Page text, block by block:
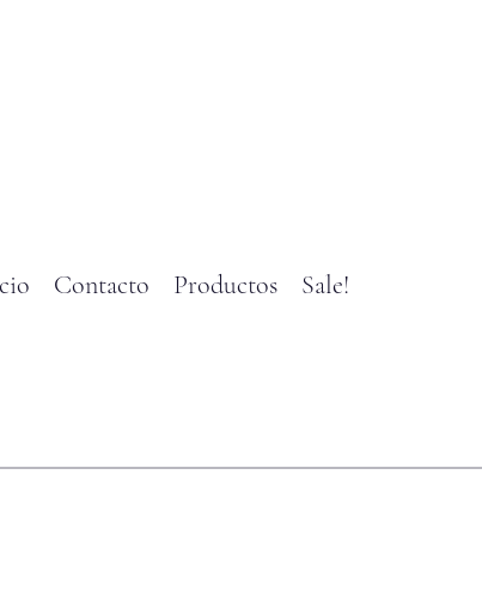
Contacto Productos Sale!